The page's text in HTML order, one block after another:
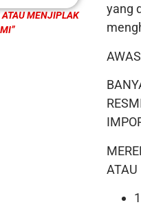
ATAU MENJIPLAK
yang
ATAU